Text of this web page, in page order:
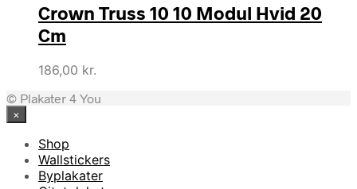
Crown Truss 10 10 Modul Hvid 20
Cm
186,00 kr.
© Plakater 4 You
×
Shop
Wallstickers
Byplakater